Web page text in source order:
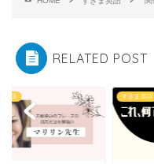
RELATED POST
英語 すきま英語